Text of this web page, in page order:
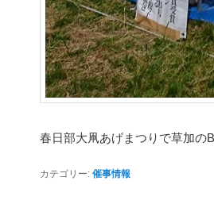
春日部大凧あげまつりで草加の
カテゴリー: 催事情報